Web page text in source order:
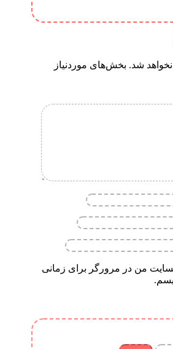
شد. بخش‌های موردنیاز
من در مرورگر برای زمانی